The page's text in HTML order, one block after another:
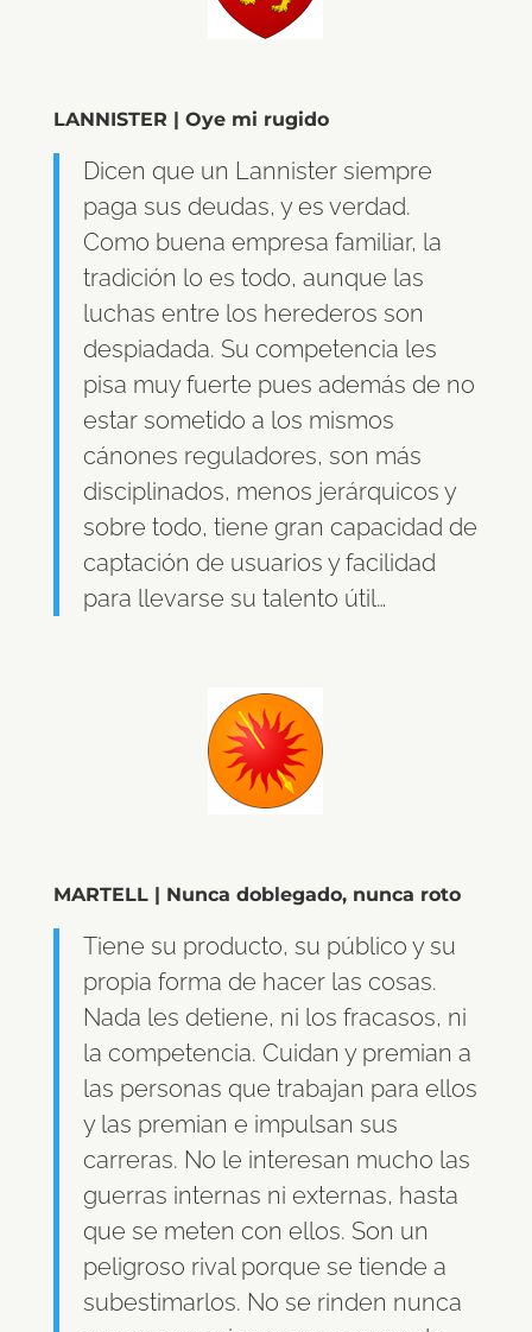
LANNISTER | Oye mi rugido
Dicen que un Lannister siempre
paga sus deudas, y es verdad.
Como buena empresa familiar, la
tradición lo es todo, aunque las
luchas entre los herederos son
despiadada. Su competencia les
pisa muy fuerte pues además de no
estar sometido a los mismos
cánones reguladores, son más
disciplinados, menos jerárquicos y
sobre todo, tiene gran capacidad de
captación de usuarios y facilidad
para llevarse su talento útil…
MARTELL | Nunca doblegado, nunca roto
Tiene su producto, su público y su
propia forma de hacer las cosas.
Nada les detiene, ni los fracasos, ni
la competencia. Cuidan y premian a
las personas que trabajan para ellos
y las premian e impulsan sus
carreras. No le interesan mucho las
guerras internas ni externas, hasta
que se meten con ellos. Son un
peligroso rival porque se tiende a
subestimarlos. No se rinden nunca